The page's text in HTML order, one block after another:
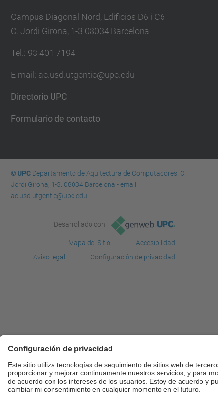
Campus Diagonal Nord, Edificios D6 i C6
C. Jordi Girona, 1-3 08034 Barcelona
Tel.: 93 401 7194
E-mail: ac.usd.utgcntic@upc.edu
Directorio UPC
Formulario de contacto
© UPCDepartamento de Aquitectura de Computadores. C.
Jordi Girona, 1-3. 08034 Barcelona - email:
ac.usd.utgcntic@upc.edu
Desarrollado con
Mapa del Sitio
Accesibilidad
Aviso legal
Configuración de privacidad